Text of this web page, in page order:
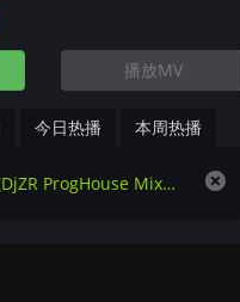
播放MV
今日热播 本周热播
256923 【四会Dj细林Edit】大头针 - 会呼吸的痛(DjZR ProgHouse Mix国语男)